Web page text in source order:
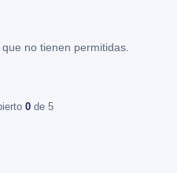
no tienen permitidas.
0 de 5